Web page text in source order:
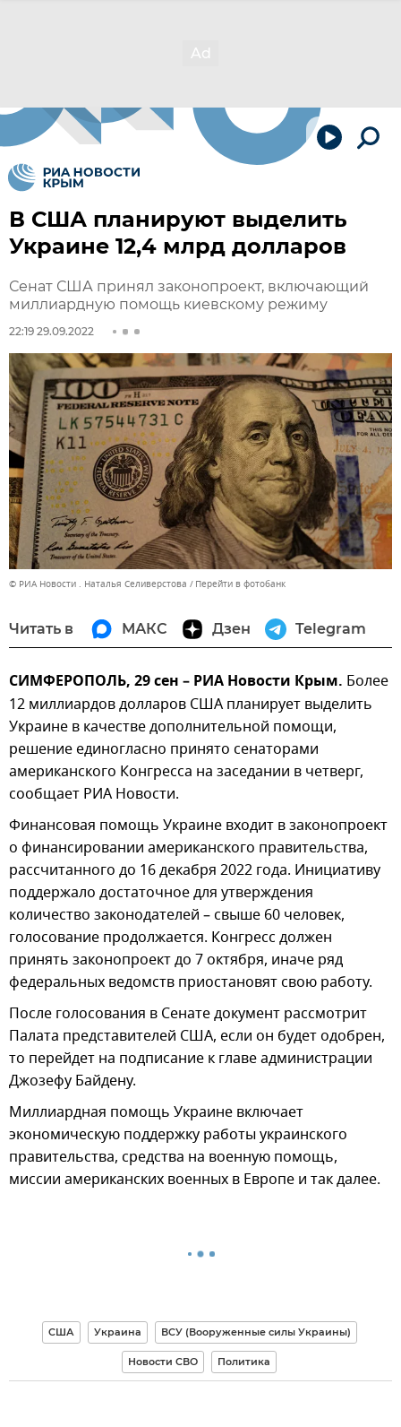
В США планируют выделить
Украине 12,4 млрд долларов
Сенат США принял законопроект, включающий
миллиардную помощь киевскому режиму
22:19 29.09.2022
© РИА Новости . Наталья Селиверстова Перейти в фотобанк
Читать в МАКС Дзен Telegram
СИМФЕРОПОЛЬ, 29 сен – РИА Новости Крым. Более
12 миллиардов долларов США планирует выделить
Украине в качестве дополнительной помощи,
решение единогласно принято сенаторами
американского Конгресса на заседании в четверг,
сообщает РИА Новости.
Финансовая помощь Украине входит в законопроект
о финансировании американского правительства,
рассчитанного до 16 декабря 2022 года. Инициативу
поддержало достаточное для утверждения
количество законодателей – свыше 60 человек,
голосование продолжается. Конгресс должен
принять законопроект до 7 октября, иначе ряд
федеральных ведомств приостановят свою работу.
После голосования в Сенате документ рассмотрит
Палата представителей США, если он будет одобрен,
то перейдет на подписание к главе администрации
Джозефу Байдену.
Миллиардная помощь Украине включает
экономическую поддержку работы украинского
правительства, средства на военную помощь,
миссии американских военных в Европе и так далее.
США Украина ВСУ (Вооруженные силы Украины)
Новости СВО Политика